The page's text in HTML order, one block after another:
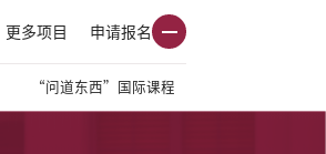
更多项目 申请报名
“问道东西”国际课程